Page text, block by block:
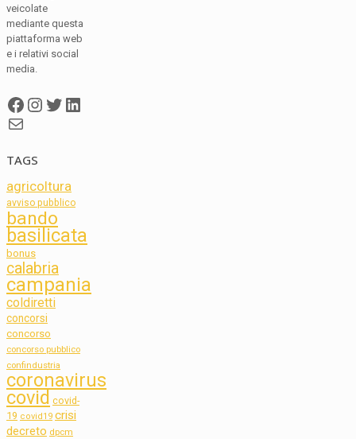
veicolate
mediante questa
piattaforma web
e i relativi social
media.
Facebook
Instagram
Twitter
LinkedIn
Mail
TAGS
agricoltura
avviso pubblico
bando
basilicata
bonus
calabria
campania
coldiretti
concorsi
concorso
concorso pubblico
confindustria
coronavirus
covid covid-
19 covid19 crisi
decreto dpcm